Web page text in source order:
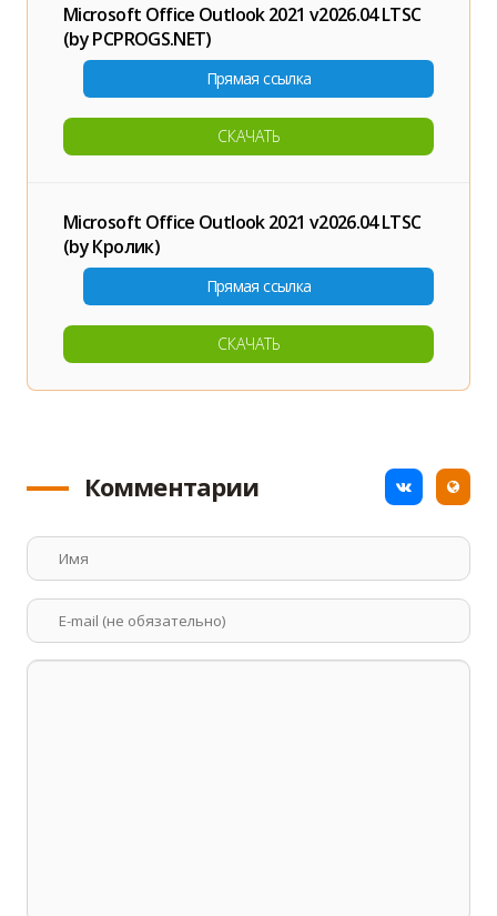
Microsoft Office Outlook 2021 v2026.04 LTSC
(by PCPROGS.NET)
СКАЧАТЬ
Microsoft Office Outlook 2021 v2026.04 LTSC
(by Кролик)
СКАЧАТЬ
Комментарии